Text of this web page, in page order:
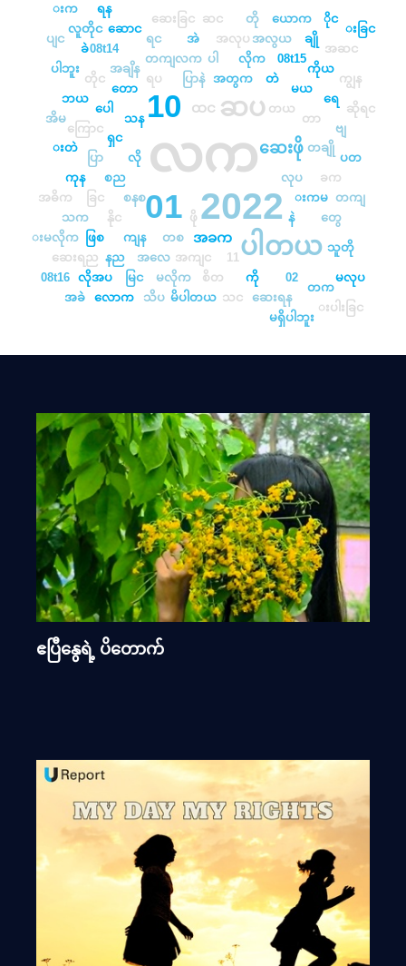
လက
2022
01
10 ဆပ
ပါတယ
ဆေးဖို
အခက
ထင
စနစ
လို
သန
တယ
တစ
ကျန
တော
ရပ ပြာနဲ အတွက တဲ
နိုင
လုပ
စည
ရှင
ဖို
အချိန
နဲ
မယ
အကျင
အလေ
နည
ပေါ
11
တကျလက လိုက 08t15
တာ
ပါ
းကမ
ဖြစ
ခြင
ပြာ
08t14
ကိုယ
တိုင
တချို
02
ကို
စိတ
မလိုက
မြင
လိုအပ
ကြောင
ရင အဲ ချို
အလုပ အလွယ
တက
ရေ
ခက
တွေ
လူတိုင ဆောင
ဆေးရည
သက
သူတို
ကုန
ဆေးခြင
ဆေးရန
ပါဘူး
ဘယ
အဆင
ဗျ
မိပါတယ
လောက သင
သိပ
အခဲ
းတဲ
ဆင တို ယောက ိုင
ကျွန
တကျ
ပတ
မလုပ
းပါးခြင
းမလိုက
08t16
ခဲ
အဓိက
အိမ
းက
းခြင
ဆိုရင
ပျင
မရှိပါဘူး
ရန
ဧပြီနွေရဲ့ ပိတောက်